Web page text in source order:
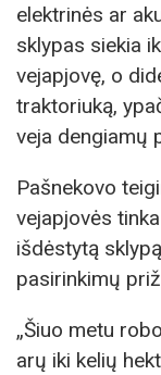
elektrinės ar
sklypas siekia
vejapjovę, o
traktoriuką,
veja dengiamų
Pašnekovo
vejapjovės
išdėstytą
pasirinkimų
„Šiuo metu
arų iki kelių